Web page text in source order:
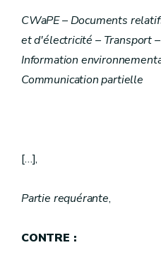
CWaPE – Documents
et d'électricité – Transport
Information
Communication partielle
[…],
Partie requérante,
CONTRE :